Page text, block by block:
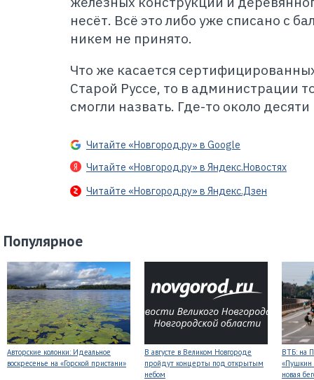
несёт. Всё это либо уже списано с
никем не принято.
Что же касается
Старой Руссе, то в администрации
смогли назвать. Где-то около
Читайте «Новгород.ру» в Google
Читайте «Новгород.ру» в Яндекс.Новостях
Читайте «Новгород.ру» в Яндекс.Дзен
Популярное
Авторские колонки: Идеальное
воскресенье на «Горской пристани»
В августе в Великом Новгороде
пройдут концерты под открытым
небом
ВТБ: на
«Пушкин
новая